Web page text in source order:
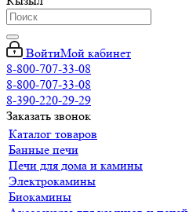
ВойтиМой кабинет
8-800-707-33-08
8-800-707-33-08
8-390-220-29-29
Заказать звонок
Каталог товаров
Банные печи
Печи для дома и камины
Электрокамины
Биокамины